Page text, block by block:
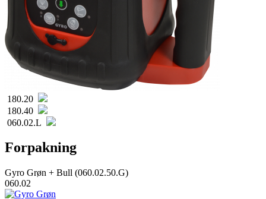
180.20
180.40
060.02.L
Forpakning
Gyro Grøn + Bull (060.02.50.G)
060.02